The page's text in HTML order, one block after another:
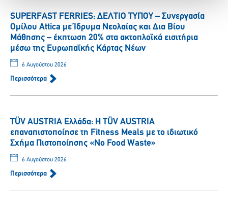
SUPERFAST FERRIES: ΔΕΛΤΙΟ ΤΥΠΟΥ – Συνεργασία
Ομίλου Attica με Ίδρυμα Νεολαίας και Δια Βίου
Μάθησης – έκπτωση 20% στα ακτοπλοϊκά εισιτήρια
μέσω της Ευρωπαϊκής Κάρτας Νέων
6 Αυγούστου 2026
Περισσότερα
TÜV AUSTRIA Ελλάδα: Η TÜV AUSTRIA
επαναπιστοποίησε τη Fitness Meals με το ιδιωτικό
Σχήμα Πιστοποίησης «No Food Waste»
6 Αυγούστου 2026
Περισσότερα